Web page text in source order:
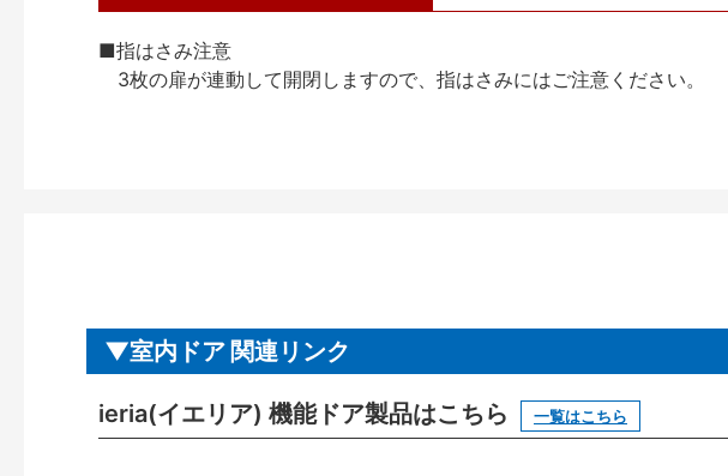
■指はさみ注意
3枚の扉が連動して開閉しますので、指はさみにはご注意ください。
室内ドア 関連リンク
ieria(イエリア) 機能ドア製品はこちら 一覧はこちら